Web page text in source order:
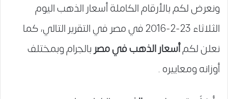
ونعرض لكم بالأرقام الكاملة أسعار الذهب اليوم
الثلاثاء 23-2-2016 في مصر في التقرير التالي، كما
نعلن لكمأسعار الذهب في مصربالجرام وبمختلف
أوزانه ومعاييره .